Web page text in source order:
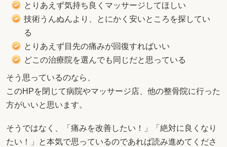
とりあえず気持ち良くマッサージしてほしい
技術うんぬんより、とにかく安いところを探してい
る
とりあえず目先の痛みが回復すればいい
どこの治療院を選んでも同じだと思っている
そう思っているのなら、
このHPを閉じて病院やマッサージ店、他の整骨院に行った
方がいいと思います。
そうではなく、「痛みを改善したい！」「絶対に良くなり
たい！」と本気で思っているのであれば読み進めてくださ